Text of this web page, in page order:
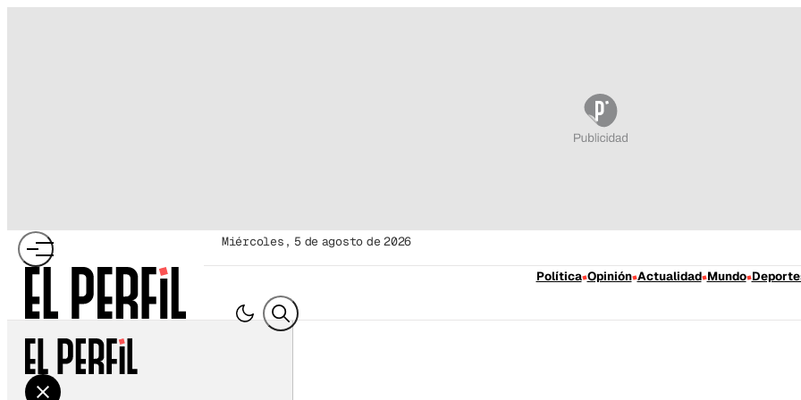
miércoles, 5 de agosto de 2026
Política Opinión Actualidad Mundo